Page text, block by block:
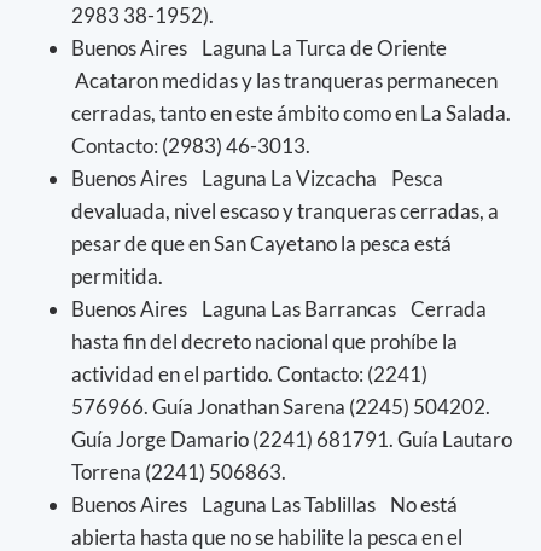
2983 38-1952).
Buenos Aires Laguna La Turca de Oriente
Acataron medidas y las tranqueras permanecen
cerradas, tanto en este ámbito como en La Salada.
Contacto: (2983) 46-3013.
Buenos Aires Laguna La Vizcacha Pesca
devaluada, nivel escaso y tranqueras cerradas, a
pesar de que en San Cayetano la pesca está
permitida.
Buenos Aires Laguna Las Barrancas Cerrada
hasta fin del decreto nacional que prohíbe la
actividad en el partido. Contacto: (2241)
576966. Guía Jonathan Sarena (2245) 504202.
Guía Jorge Damario (2241) 681791. Guía Lautaro
Torrena (2241) 506863.
Buenos Aires Laguna Las Tablillas No está
abierta hasta que no se habilite la pesca en el